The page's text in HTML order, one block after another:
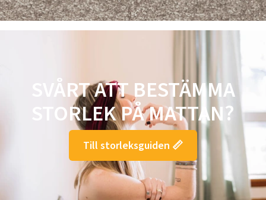
SVÅRT ATT BESTÄMMA
STORLEK PÅ MATTAN?
Till storleksguiden 📏